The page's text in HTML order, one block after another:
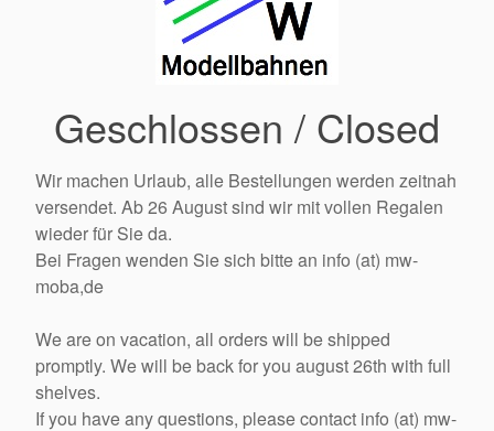
Geschlossen / Closed
Wir machen Urlaub, alle Bestellungen werden zeitnah
versendet. Ab 26 August sind wir mit vollen Regalen
wieder für Sie da.
Bei Fragen wenden Sie sich bitte an info (at) mw-
moba,de
We are on vacation, all orders will be shipped
promptly. We will be back for you august 26th with full
shelves.
If you have any questions, please contact info (at) mw-